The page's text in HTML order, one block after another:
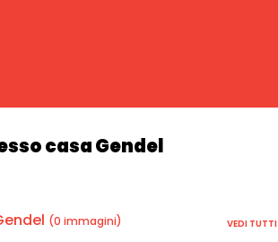
casa Gendel
(0 immagini) VEDI TUTTI